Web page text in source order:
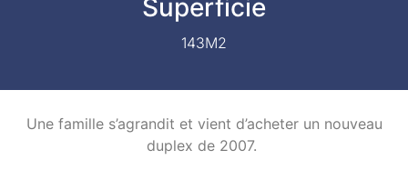
Superficie
143M2
Une famille s’agrandit et vient d’acheter un nouveau
duplex de 2007.